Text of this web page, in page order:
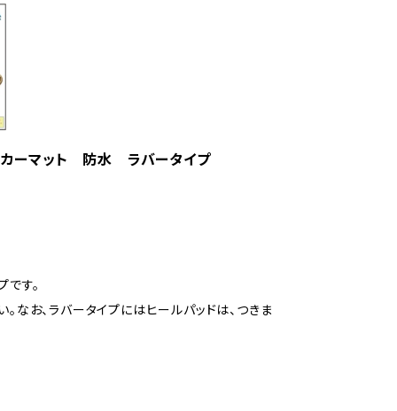
マット 防水 ラバータイプ
す。
なお、ラバータイプにはヒールパッドは、つきま